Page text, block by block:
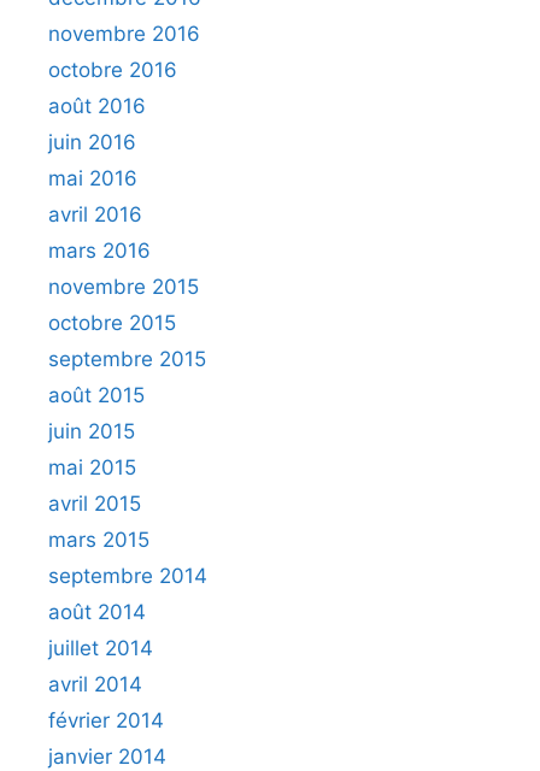
novembre 2016
octobre 2016
août 2016
juin 2016
mai 2016
avril 2016
mars 2016
novembre 2015
octobre 2015
septembre 2015
août 2015
juin 2015
mai 2015
avril 2015
mars 2015
septembre 2014
août 2014
juillet 2014
avril 2014
février 2014
janvier 2014